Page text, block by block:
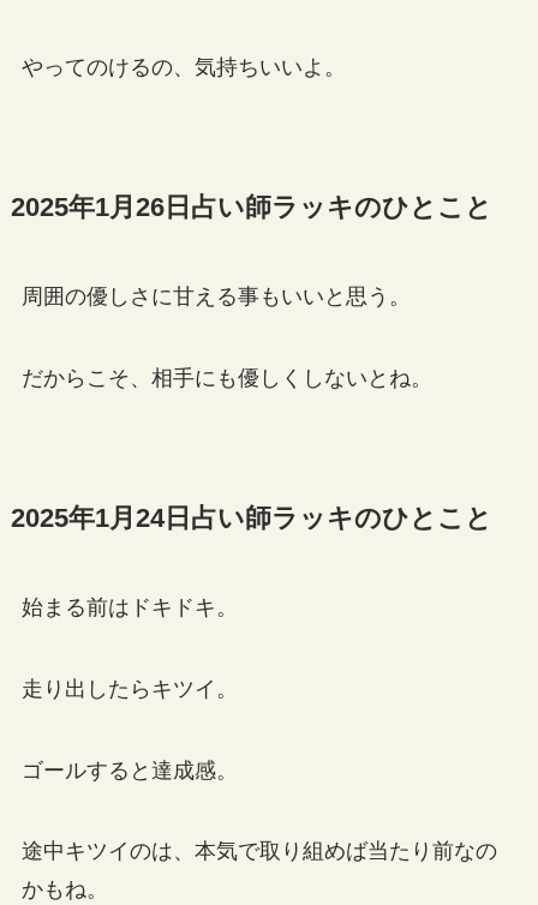
やってのけるの、気持ちいいよ。
2025年1月26日占い師ラッキのひとこと
周囲の優しさに甘える事もいいと思う。
だからこそ、相手にも優しくしないとね。
2025年1月24日占い師ラッキのひとこと
始まる前はドキドキ。
走り出したらキツイ。
ゴールすると達成感。
途中キツイのは、本気で取り組めば当たり前なの
かもね。